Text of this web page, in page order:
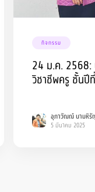
กิจกรรม
24 ม.ค. 2568:
วิชาชีพครู ชั้นปี
อุภาวัณณ์ นามหิ
5 มีนาคม 2025